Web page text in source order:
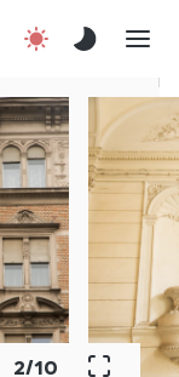
Csatlakozz!
Kapcsolat
En
2/10